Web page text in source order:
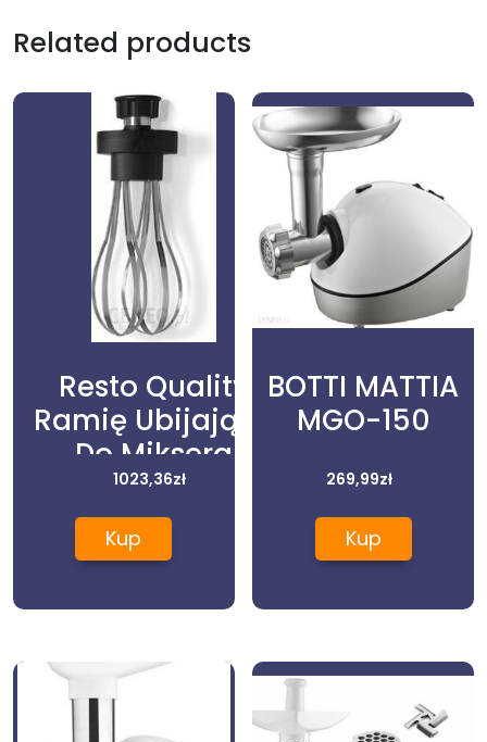
Related products
Resto Quality
Ramię Ubijające
Do Miksera
ZanurzeniowegoFaf
1023,36zł
Kup
BOTTI MATTIA
MGO-150
269,99zł
Kup